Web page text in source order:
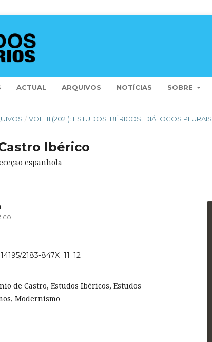
ACTUAL ARQUIVOS NOTÍCIAS SOBRE
/ VOL. 11 (2021): ESTUDOS IBÉRICOS: DIÁLOGOS PLURAIS
Ibérico
espanhola
2183-847X_11_12
de Castro, Estudos Ibéricos, Estudos
Modernismo